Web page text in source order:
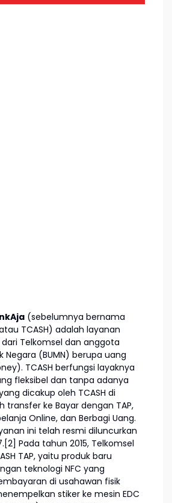
(sebelumnya bernama
TCASH) adalah layanan
Telkomsel dan anggota
Negara (BUMN) berupa uang
TCASH berfungsi layaknya
fleksibel dan tanpa adanya
dicakup oleh TCASH di
transfer ke Bayar dengan TAP,
Online, dan Berbagi Uang.
ini telah resmi diluncurkan
Pada tahun 2015, Telkomsel
TAP, yaitu produk baru
teknologi NFC yang
di usahawan fisik
stiker ke mesin EDC